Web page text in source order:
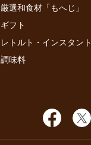
厳選和食材「もへじ」
ギフト
レトルト・インスタント
調味料